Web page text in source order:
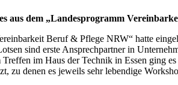
aus dem „Landesprogramm
Beruf & Pflege NRW“ hatte
sind erste Ansprechpartner in
im Haus der Technik in Essen ging
zu denen es jeweils sehr lebendige